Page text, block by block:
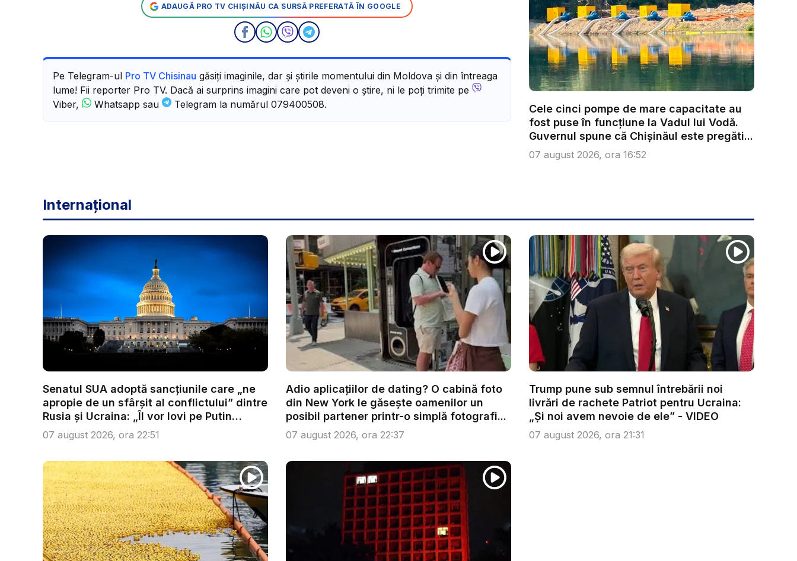
ADAUGĂ PRO TV CHIȘINĂU CA SURSĂ PREFERATĂ ÎN GOOGLE
Pe Telegram-ul Pro TV Chisinau găsiți imaginile, dar și știrile momentului din Moldova și din întreaga
lume! Fii reporter Pro TV. Dacă ai surprins imagini care pot deveni o știre, ni le poți trimite pe
Viber,
Whatsapp sau Telegram la numărul 079400508.
Cele cinci pompe de mare capacitate au
fost puse în funcțiune la Vadul lui Vodă.
Guvernul spune că Chișinăul este pregăti...
07 august 2026, ora 16:52
Internațional
Senatul SUA adoptă sancțiunile care „ne
apropie de un sfârșit al conflictului” dintre
Rusia și Ucraina: „Îl vor lovi pe Putin
acolo...
07 august 2026, ora 22:51
Adio aplicațiilor de dating? O cabină foto
din New York le găsește oamenilor un
posibil partener printr-o simplă fotografi...
07 august 2026, ora 22:37
Trump pune sub semnul întrebării noi
livrări de rachete Patriot pentru Ucraina:
„Și noi avem nevoie de ele” - VIDEO
07 august 2026, ora 21:31